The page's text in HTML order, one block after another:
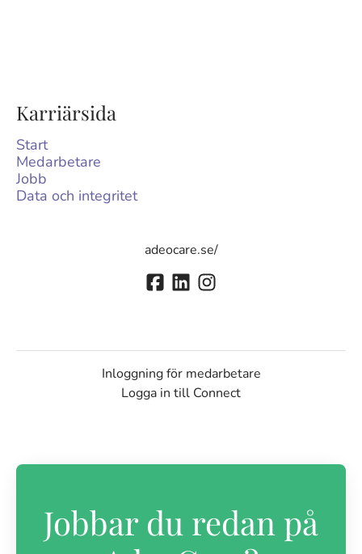
Karriärsida
Start
Medarbetare
Jobb
Data och integritet
adeocare.se/
Inloggning för medarbetare
Logga in till Connect
Jobbar du redan på